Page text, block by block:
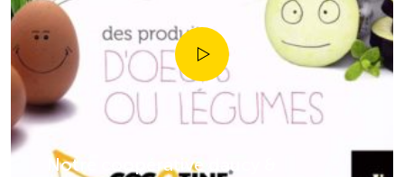
Notre coopérative daucy &